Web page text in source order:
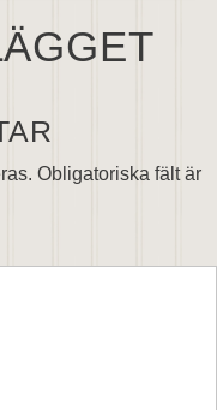
Obligatoriska fält är